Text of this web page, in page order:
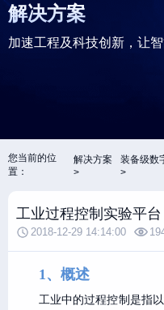
解决方案
加速工程及科技创新，让
您当前的位
置：
解决方案 装备级数
工业过程控制实验平台
2018-12-29 14:14:00
1、概述
工业中的过程控制是指